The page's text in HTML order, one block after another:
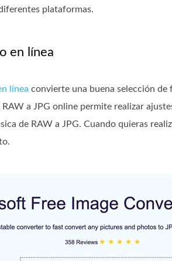
plataformas.
en línea
línea convierte una buena selección
a JPG online permite realizar
de RAW a JPG. Cuando quieras